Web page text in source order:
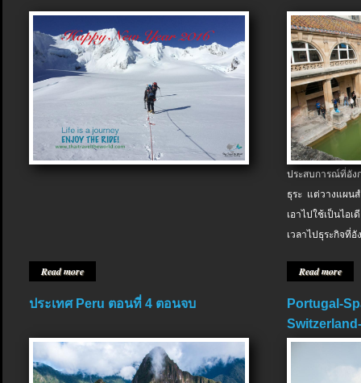
Read more
ประสบการณ์ที่อัง
ธุระ แต่วางแผน
เอาไปใช้เป็นไอ
เวลาไปธุระกิจที่อั
Read more
ประเทศ Peru ตอนที่ 4 ตอนจบ
Portugal-